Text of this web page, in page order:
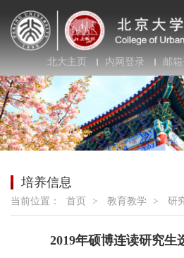
北大主页 内网登录 邮
培养信息
当前位置： 首页 > 教育教学 > 研
2019年硕博连读研究生